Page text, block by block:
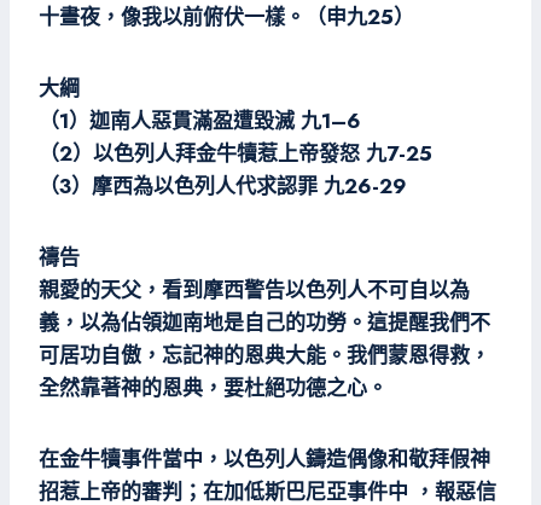
十晝夜，像我以前俯伏一樣。（申九25）
大綱
（1）迦南人惡貫滿盈遭毀滅 九1–6
（2）以色列人拜金牛犢惹上帝發怒 九7-25
（3）摩西為以色列人代求認罪 九26-29
禱告
親愛的天父，看到摩西警告以色列人不可自以為
義，以為佔領迦南地是自己的功勞。這提醒我們不
可居功自傲，忘記神的恩典大能。我們蒙恩得救，
全然靠著神的恩典，要杜絕功德之心。
在金牛犢事件當中，以色列人鑄造偶像和敬拜假神
招惹上帝的審判；在加低斯巴尼亞事件中 ，報惡信